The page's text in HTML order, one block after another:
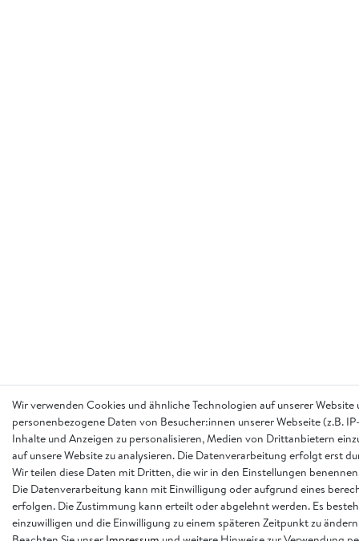
Wir verwenden Cookies und ähnliche Technologien auf unserer
personenbezogene Daten von Besucher:innen unserer Webseite (z.B.
Inhalte und Anzeigen zu personalisieren, Medien von Drittanbietern
auf unsere Website zu analysieren. Die Datenverarbeitung erfolgt erst
Wir teilen diese Daten mit Dritten, die wir in den Einstellungen
Die Datenverarbeitung kann mit Einwilligung oder aufgrund eines
erfolgen. Die Zustimmung kann erteilt oder abgelehnt werden. Es
einzuwilligen und die Einwilligung zu einem späteren Zeitpunkt zu